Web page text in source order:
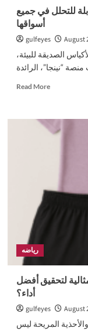
للتحلل في جميع
أسواقها
gulfeyes August
الصديقة للبيئة،
Read MoreRead
نينجا
تستخدم
رياضه
لتحقيق أفضل
أداء؟
gulfeyes August
والأحذية المريحة ليس